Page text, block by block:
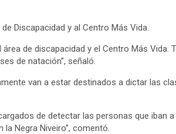
Discapacidad y al Centro Más Vida.
de discapacidad y el Centro Más Vida.
de natación”, señaló.
van a estar destinados a dictar las
de detectar las personas que iban
Negra Niveiro”, comentó.